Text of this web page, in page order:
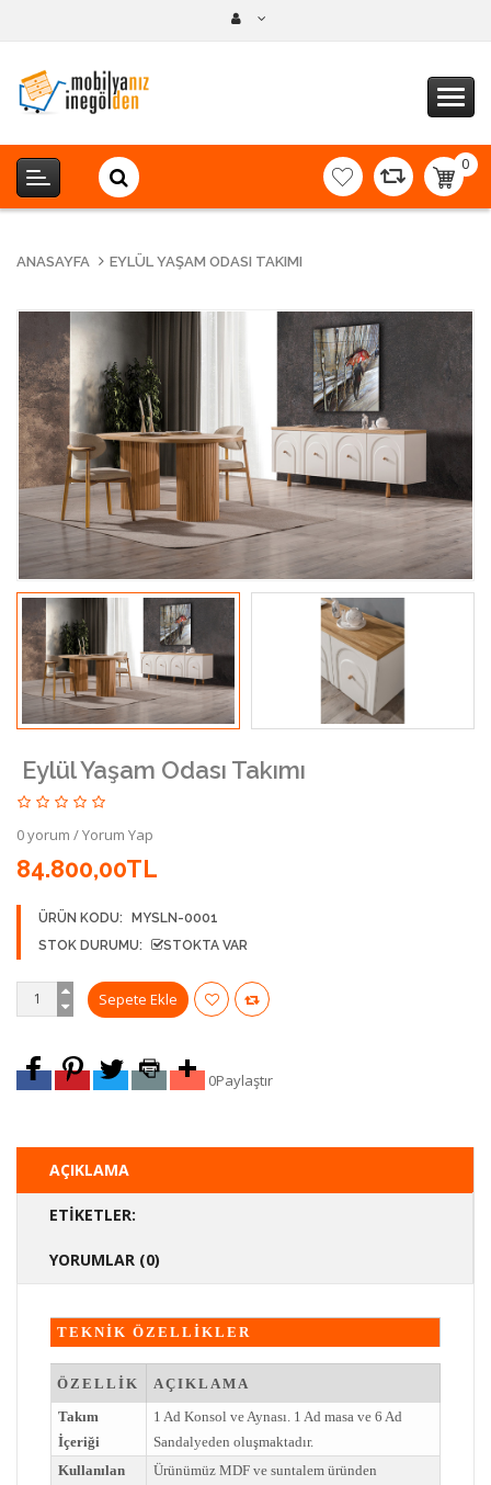
0
-
ANASAYFA EYLÜL YAŞAM ODASI TAKIMI
Eylül Yaşam Odası Takımı
0 yorum /Yorum Yap
84.800,00TL
ÜRÜN KODU:
MYSLN-0001
STOK DURUMU:
STOKTA VAR
0Paylaştır
AÇIKLAMA
ETIKETLER:
YORUMLAR (0)
TEKNİK ÖZELLİKLER
ÖZELLİK
AÇIKLAMA
Takım
İçeriği
1 Ad Konsol ve Aynası. 1 Ad masa ve 6 Ad
Sandalyeden oluşmaktadır.
Kullanılan
Ürünümüz MDF ve suntalem üründen